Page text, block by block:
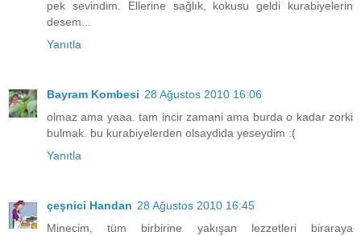
pek sevindim. Ellerine sağlık, kokusu geldi kurabiyelerin
desem...
Yanıtla
Bayram Kombesi 28 Ağustos 2010 16:06
olmaz ama yaaa. tam incir zamani ama burda o kadar zorki
bulmak. bu kurabiyelerden olsaydida yeseydim :(
Yanıtla
çeşnici Handan 28 Ağustos 2010 16:45
Minecim, tüm birbirine yakışan lezzetleri biraraya